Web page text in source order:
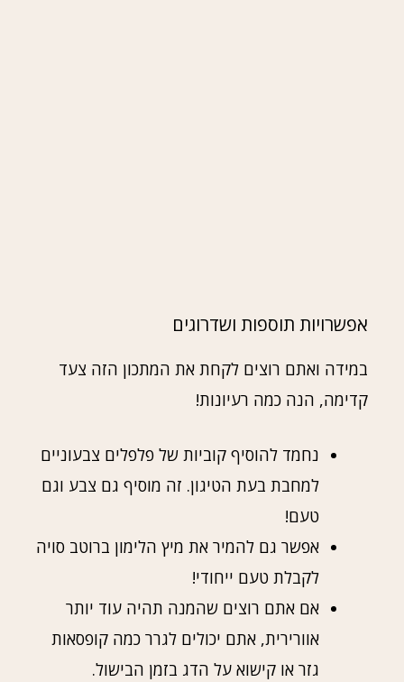
אפשרויות תוספות ושדרוגים
במידה ואתם רוצים לקחת את המתכון הזה צעד
קדימה, הנה כמה רעיונות!
נחמד להוסיף קוביות של פלפלים צבעוניים
למחבת בעת הטיגון. זה מוסיף גם צבע וגם
טעם!
אפשר גם להמיר את מיץ הלימון ברוטב סויה
לקבלת טעם ייחודי!
אם אתם רוצים שהמנה תהיה עוד יותר
אוורירית, אתם יכולים לגרר כמה קופסאות
גזר או קישוא על הדג בזמן הבישול.